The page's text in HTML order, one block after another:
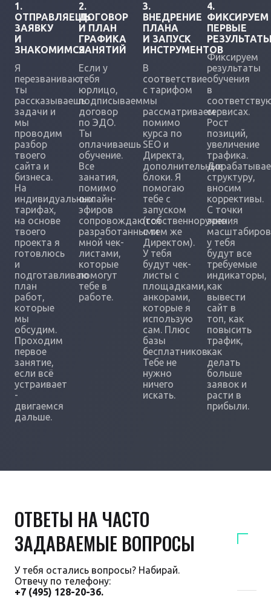
1.
ОТПРАВЛЯЕШЬ
ЗАЯВКУ
И
ЗНАКОМИМСЯ
Я
перезваниваю,
ты
рассказываешь
задачи и
мы
проводим
разбор
твоего
сайта и
бизнеса.
На
индивидуальных
тарифах,
на основе
твоего
проекта я
готовлюсь
и
подготавливаю
план
работ,
которые
мы
обсудим.
Проходим
первое
занятие,
если всё
устраивает
-
двигаемся
дальше.
2.
ДОГОВОР
И ПЛАН
ГРАФИКА
ЗАНЯТИЙ
Если у
тебя
юрлицо,
подписываем
договор
по ЭДО.
Ты
оплачиваешь
обучение.
Все
занатия,
помимо
онлайн-
эфиров
сопровождаются
разработанными
мной чек-
листами,
которые
помогут
тебе в
работе.
3.
ВНЕДРЕНИЕ
ПЛАНА
И ЗАПУСК
ИНСТРУМЕНТОВ
В
соответствие
с тарифом
мы
рассматриваем
помимо
курса по
SEO и
Директа,
дополнительные
блоки. Я
помогаю
тебе с
запуском
(собственноручно
с тем же
Директом).
У тебя
будут чек-
листы с
площадками,
анкорами,
которые я
использую
сам. Плюс
базы
бесплатников.
Тебе не
нужно
ничего
искать.
4.
ФИКСИРУЕМ
ПЕРВЫЕ
Фиксируем
результаты
обучения
в
сервисах.
Рост
позиций,
увеличение
трафика.
структуру,
вносим
коррективы.
С точки
зрения
у тебя
будут все
требуемые
индикаторы,
как
вывести
сайт в
топ, как
повысить
трафик,
как
делать
больше
заявок и
расти в
прибыли.
ОТВЕТЫ НА ЧАСТО
ЗАДАВАЕМЫЕ ВОПРОСЫ
У тебя остались вопросы? Набирай.
Отвечу по телефону:
+7 (495) 128-20-36.